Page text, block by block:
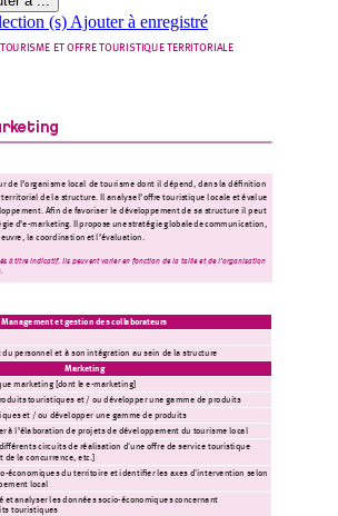
(s) Ajouter à enregistré
ME ET OFFRE TOURISTIQUE TERRITORIALE
de l’organisme local de tourisme dont il dépend, dans la dénition
territorial de la structure. Il analyse l’ore touristique locale et évalue
An de favoriser le développement de sa structure il peut
d’e-marketing. Il propose une stratégie globale de communication,
e, la coordination et l’évaluation.
s à titre indicatif. Ils peuvent varier en fonction de la taille et de l’organisation
keting
Management et gestion des collaborateurs
du personnel et à son intégration au sein de la structure
Marketing
marketing [dont le e-marketing]
touristiques et / ou développer une gamme de produits
et / ou développer une gamme de produits
à l’élaboration de projets de développement du tourisme local
circuits de réalisation d'une ore de service touristique
de la concurrence, etc.]
économiques du territoire et identier les axes d'intervention selon
local
et analyser les données socio-économiques concernant
touristiques